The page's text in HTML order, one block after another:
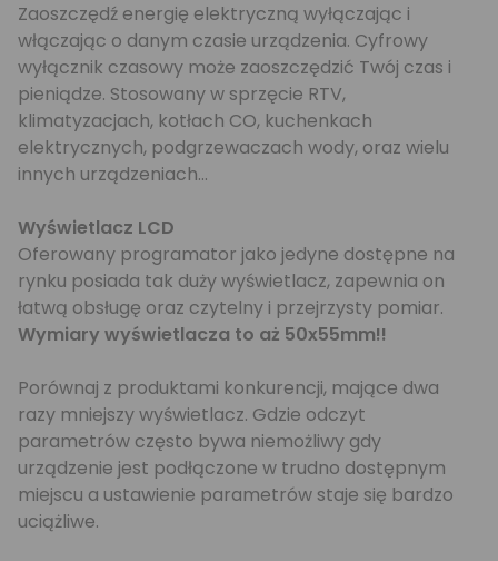
Zaoszczędź energię elektryczną wyłączając i
włączając o danym czasie urządzenia. Cyfrowy
wyłącznik czasowy może zaoszczędzić Twój czas i
pieniądze. Stosowany w sprzęcie RTV,
klimatyzacjach, kotłach CO, kuchenkach
elektrycznych, podgrzewaczach wody, oraz wielu
innych urządzeniach...
Wyświetlacz LCD
Oferowany programator jako jedyne dostępne na
rynku posiada tak duży wyświetlacz, zapewnia on
łatwą obsługę oraz czytelny i przejrzysty pomiar.
Wymiary wyświetlacza to aż 50x55mm!!
Porównaj z produktami konkurencji, mające dwa
razy mniejszy wyświetlacz. Gdzie odczyt
parametrów często bywa niemożliwy gdy
urządzenie jest podłączone w trudno dostępnym
miejscu a ustawienie parametrów staje się bardzo
uciążliwe.